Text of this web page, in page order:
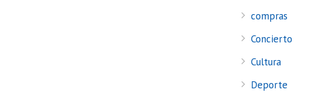
compras
Concierto
Cultura
Deporte